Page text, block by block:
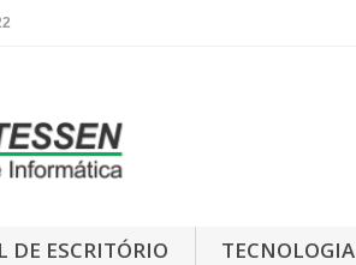
DE ESCRITÓRIO TECNOLOGIA